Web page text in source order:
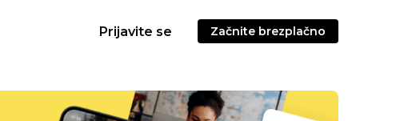
Prijavite se Začnite brezplačno